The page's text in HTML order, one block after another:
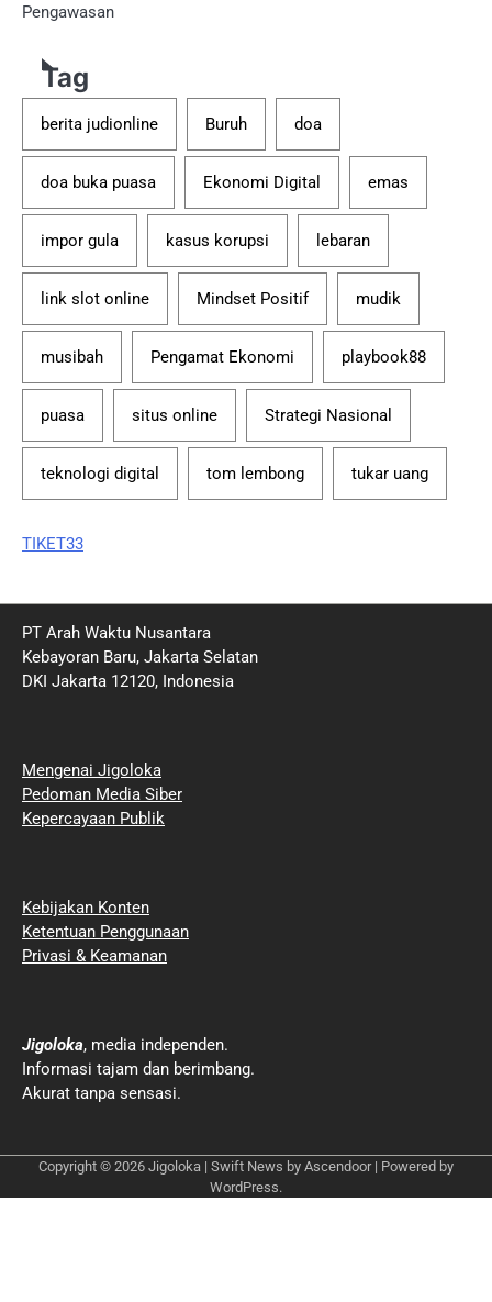
Pengawasan
Tag
berita judionline Buruh doa
doa buka puasa Ekonomi Digital emas
impor gula kasus korupsi lebaran
link slot online Mindset Positif mudik
musibah Pengamat Ekonomi playbook88
puasa situs online Strategi Nasional
teknologi digital tom lembong tukar uang
TIKET33
PT Arah Waktu Nusantara
Kebayoran Baru, Jakarta Selatan
DKI Jakarta 12120, Indonesia
Mengenai Jigoloka
Pedoman Media Siber
Kepercayaan Publik
Kebijakan Konten
Ketentuan Penggunaan
Privasi & Keamanan
Jigoloka, media independen.
Informasi tajam dan berimbang.
Akurat tanpa sensasi.
Copyright © 2026 Jigoloka | Swift News by Ascendoor| Powered by
WordPress.